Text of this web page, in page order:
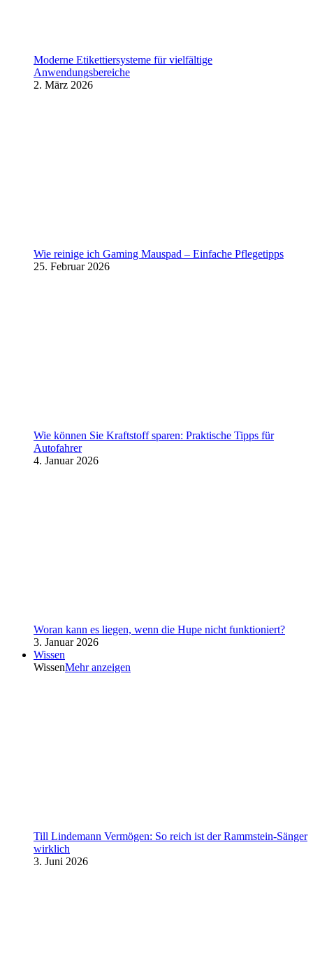
Moderne Etikettiersysteme für vielfältige
Anwendungsbereiche
2. März 2026
Wie reinige ich Gaming Mauspad – Einfache Pflegetipps
25. Februar 2026
Wie können Sie Kraftstoff sparen: Praktische Tipps für
Autofahrer
4. Januar 2026
Woran kann es liegen, wenn die Hupe nicht funktioniert?
3. Januar 2026
Wissen
WissenMehr anzeigen
Till Lindemann Vermögen: So reich ist der Rammstein-Sänger
wirklich
3. Juni 2026